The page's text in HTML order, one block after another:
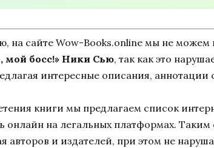
на сайте Wow-Books.online мы не можем
мой босс!» Ники Сью, так как это
интересные описания, аннотации
книги мы предлагаем список
онлайн на легальных платформах.
авторов и издателей, при этом не